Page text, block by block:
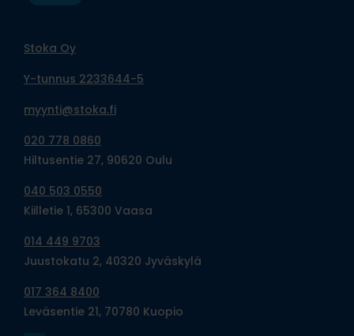
Stoka Oy
Y-tunnus 2233644-5
myynti@stoka.fi
020 778 0860
Hiltusentie 27, 90620 Oulu
040 503 0550
Kiilletie 1, 65300 Vaasa
014 449 9703
Juustokatu 2, 40320 Jyväskylä
017 364 8400
Leväsentie 21, 70780 Kuopio